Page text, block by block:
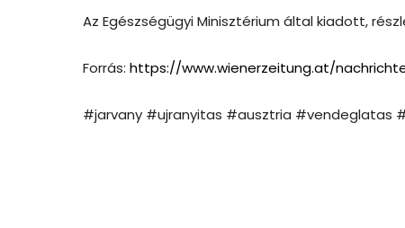
Az Egészségügyi Minisztérium által kiadott,
Forrás: https://www.wienerzeitung.at/
#jarvany #ujranyitas #ausztria #vendeglatas